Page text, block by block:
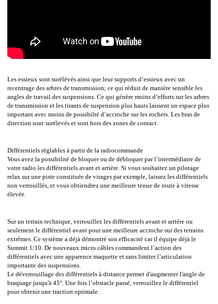
Les essieux sont surélèvés ainsi que leur supports d’essieux avec un
recentrage des arbres de transmission; ce qui réduit de manière sensible les
angles de travail des suspensions. Ce qui génère moins d’efforts sur les arbres
de transmission et les tirants de suspension plus hauts laissent un espace plus
important avec moins de possibilté d’accroche sur les rochers. Les bras de
direction sont surélevés et sont hors des zones de contact.
Différentiels réglables à partir de la radiocommande
Vous avez la possibilité de bloquer ou de débloquer par l’intermédiaire de
votre radio les différentiels avant et arrière. Si vous souhaitez un pilotage
relax sur une piste constituée de virages par exemple, laissez les différentiels
non verrouillés, et vous obtiendrez une meilleure tenue de route à vitesse
élevée.
Sur un terrain technique, verrouillez les différentiels avant et arrière ou
seulement le différentiel avant pour une meilleure accroche sur des terrains
extrêmes. Ce système a déjà démontré son efficacité car il équipe déjà le
Summit 1/10. De nouveaux micro câbles commandent l’action des
différentiels avec une apparence maquette et sans limiter l’articulation
importante des suspensions.
Le déverrouillage des différentiels à distance permet d'augmenter l'angle de
braquage jusqu'à 45°. Une fois l’obstacle passé, verrouillez le différentiel
pour obtenir une traction optimale.